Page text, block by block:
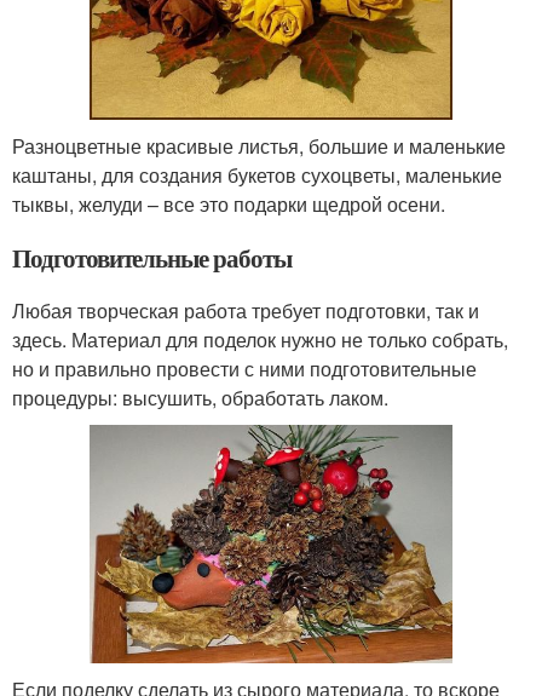
Разноцветные красивые листья, большие и маленькие
каштаны, для создания букетов сухоцветы, маленькие
тыквы, желуди – все это подарки щедрой осени.
Подготовительные работы
Любая творческая работа требует подготовки, так и
здесь. Материал для поделок нужно не только собрать,
но и правильно провести с ними подготовительные
процедуры: высушить, обработать лаком.
Если поделку сделать из сырого материала, то вскоре